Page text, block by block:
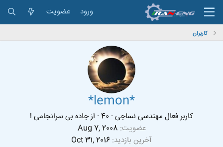
ورود عضویت
کاربران
*lemon*
کاربر فعال مهندسی نساجی ·
· ازجاده بی سرانجامی !
عضویت Aug 7, 2008
آخرین بازدید Oct 31, 2016